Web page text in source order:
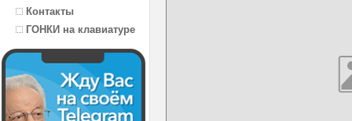
Контакты
ГОНКИ на клавиатуре